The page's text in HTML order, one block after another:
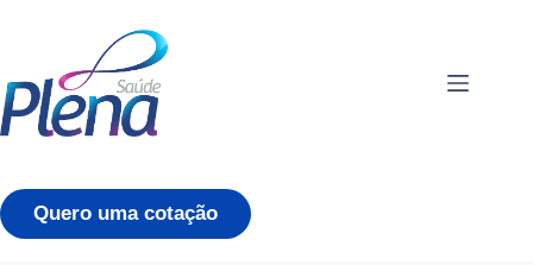
conteúdo
Quero uma cotação